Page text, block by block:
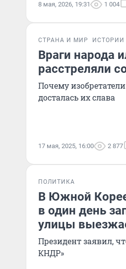
8 мая, 2026, 19:31 1 004
СТРАНА И МИР ИСТОРИИ
Враги народа
расстреляли
Почему
досталась их слава
17 мая, 2025, 16:00 2 877
ПОЛИТИКА
В Южной
в один день
улицы
Президент заявил,
КНДР»